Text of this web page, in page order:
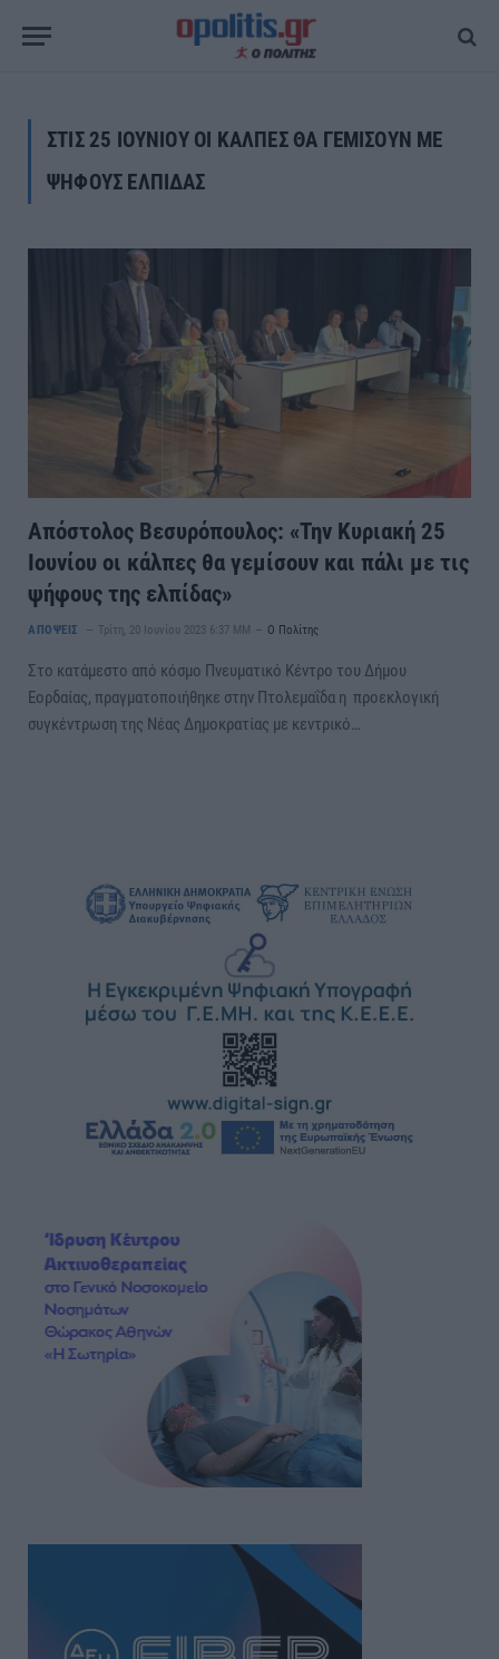
ΣΤΙΣ 25 ΙΟΥΝΙΟΥ ΟΙ ΚΑΛΠΕΣ ΘΑ ΓΕΜΙΣΟΥΝ ΜΕ
ΨΗΦΟΥΣ ΕΛΠΙΔΑΣ
Απόστολος Βεσυρόπουλος: «Την Κυριακή 25
Ιουνίου οι κάλπες θα γεμίσουν και πάλι με τις
ψήφους της ελπίδας»
ΑΠΟΨΕΙΣ Τρίτη, 20 Ιουνίου 2023 6:37 ΜΜ Ο Πολίτης
Στο κατάμεστο από κόσμο Πνευματικό Κέντρο του Δήμου
Εορδαίας, πραγματοποιήθηκε στην Πτολεμαΐδα η προεκλογική
συγκέντρωση της Νέας Δημοκρατίας με κεντρικό…